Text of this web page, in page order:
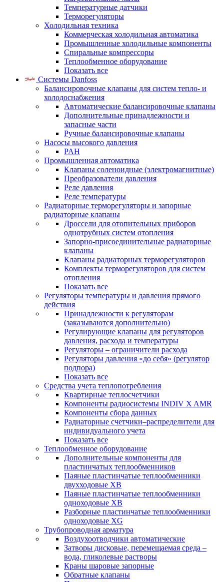
Температурные датчики
Терморегуляторы
Холодильная техника
Коммерческая холодильная автоматика
Промышленные холодильные компоненты
Спиральные компрессоры
Теплообменное оборудование
Показать все
Системы Danfoss
Балансировочные клапаны для систем тепло- и
холодоснабжения
Автоматические балансировочные клапаны
Дополнительные принадлежности и
запасные части
Ручные балансировочные клапаны
Насосы высокого давления
PAH
Промышленная автоматика
Клапаны соленоидные (электромагнитные)
Преобразователи давления
Реле давления
Реле температуры
Радиаторные терморегуляторы и запорные
радиаторные клапаны
Дроссели для отопительных приборов
однотрубных систем отопления
Запорно-присоединительные радиаторные
клапаны
Клапаны радиаторных терморегуляторов
Комплекты терморегуляторов для систем
отопления
Показать все
Регуляторы температуры и давления прямого
действия
Принадлежности к регуляторам
(заказываются дополнительно)
Регулирующие клапаны для регуляторов
давления, расхода и температуры
Регуляторы – ограничители расхода
Регуляторы давления «до себя» (регулятор
подпора)
Показать все
Средства учета теплопотребления
Квартирные теплосчетчики
Компоненты радиосистемы INDIV X AMR
Компоненты сбора данных
Радиаторные счетчики–распределители для
индивидуального учета
Показать все
Теплообменное оборудование
Дополнительные компоненты для
пластинчатых теплообменников
Паяные пластинчатые теплообменники
двухходовые XB
Паяные пластинчатые теплообменники
одноходовые ХВ
Разборные пластинчатые теплообменники
одноходовые ХG
Трубопроводная арматура
Воздухоотводчики автоматические
Затворы дисковые, перемещаемая среда –
вода, гликолевые растворы
Краны шаровые запорные
Обратные клапаны